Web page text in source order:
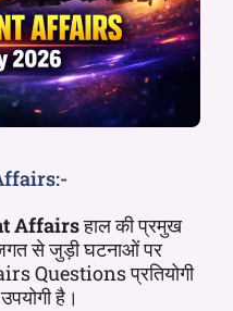
Affairsहाल की प्रमुख
से जुड़ी घटनाओं पर
Questions प्रतियोगी
है।